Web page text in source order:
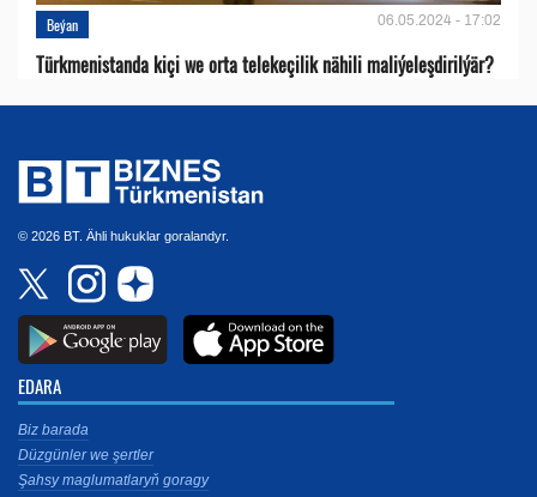
Beýan 06.05.2024 - 17:02
Türkmenistanda kiçi we orta telekeçilik nähili maliýeleşdirilýär?
© 2026 BT. Ähli hukuklar goralandyr.
EDARA
Biz barada
Düzgünler we şertler
Şahsy maglumatlaryň goragy